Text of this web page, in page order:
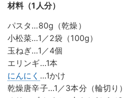
材料（1人分）
パスタ…80g（乾燥）
小松菜…1／2袋（100g）
玉ねぎ…1／4個
エリンギ…1本
にんにく …1かけ
乾燥唐辛子…1／3本分（輪切り）